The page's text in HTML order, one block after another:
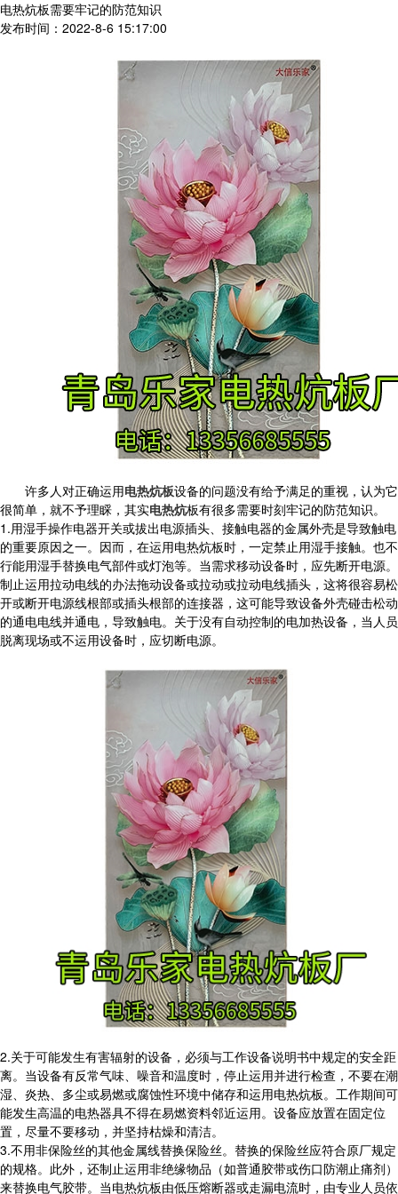
电热炕板需要牢记的防范知识
发布时间：2022-8-6 15:17:00
许多人对正确运用电热炕板设备的问题没有给予满足的重视，认为它
很简单，就不予理睬，其实电热炕板有很多需要时刻牢记的防范知识。
1.用湿手操作电器开关或拔出电源插头、接触电器的金属外壳是导致触电
的重要原因之一。因而，在运用电热炕板时，一定禁止用湿手接触。也不
行能用湿手替换电气部件或灯泡等。当需求移动设备时，应先断开电源。
制止运用拉动电线的办法拖动设备或拉动或拉动电线插头，这将很容易松
开或断开电源线根部或插头根部的连接器，这可能导致设备外壳碰击松动
的通电电线并通电，导致触电。关于没有自动控制的电加热设备，当人员
脱离现场或不运用设备时，应切断电源。
2.关于可能发生有害辐射的设备，必须与工作设备说明书中规定的安全距
离。当设备有反常气味、噪音和温度时，停止运用并进行检查，不要在潮
湿、炎热、多尘或易燃或腐蚀性环境中储存和运用电热炕板。工作期间可
能发生高温的电热器具不得在易燃资料邻近运用。设备应放置在固定位
置，尽量不要移动，并坚持枯燥和清洁。
3.不用非保险丝的其他金属线替换保险丝。替换的保险丝应符合原厂规定
的规格。此外，还制止运用非绝缘物品（如普通胶带或伤口防潮止痛剂）
来替换电气胶带。当电热炕板由低压熔断器或走漏电流时，由专业人员依